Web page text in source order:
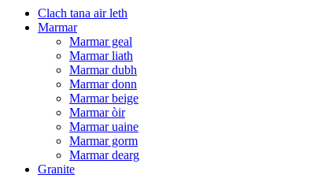
Clach tana air leth
Marmar
Marmar geal
Marmar liath
Marmar dubh
Marmar donn
Marmar beige
Marmar òir
Marmar uaine
Marmar gorm
Marmar dearg
Granite